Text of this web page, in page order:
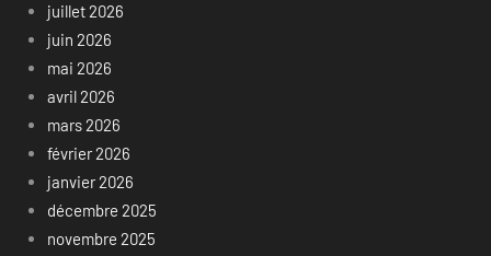
juillet 2026
juin 2026
mai 2026
avril 2026
mars 2026
février 2026
janvier 2026
décembre 2025
novembre 2025